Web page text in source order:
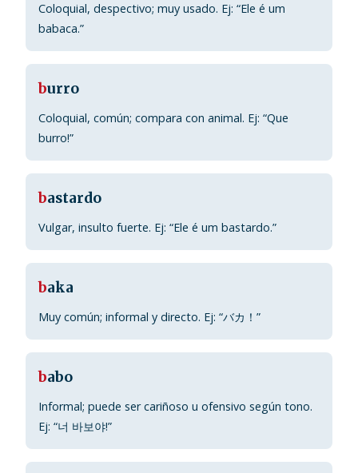
Coloquial, despectivo; muy usado. Ej: “Ele é um
babaca.”
burro
Coloquial, común; compara con animal. Ej: “Que
burro!”
bastardo
Vulgar, insulto fuerte. Ej: “Ele é um bastardo.”
baka
Muy común; informal y directo. Ej: “バカ！”
babo
Informal; puede ser cariñoso u ofensivo según tono.
Ej: “너 바보야!”